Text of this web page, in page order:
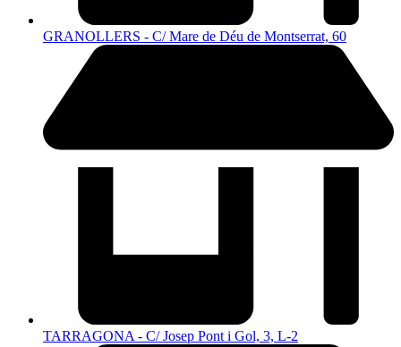
GRANOLLERS - C/ Mare de Déu de Montserrat, 60
TARRAGONA - C/ Josep Pont i Gol, 3, L-2